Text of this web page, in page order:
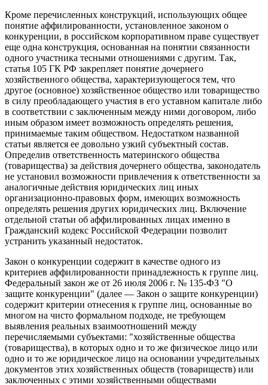
Кроме перечисленных конструкций, использующих общее
понятие аффилированности, установленное законом о
конкуренции, в российском корпоративном праве существует
еще одна конструкция, основанная на понятии связанности
одного участника тесными отношениями с другим. Так,
статья 105 ГК РФ закрепляет понятие дочернего
хозяйственного общества, характеризующегося тем, что
другое (основное) хозяйственное общество или товарищество
в силу преобладающего участия в его уставном капитале либо
в соответствии с заключенным между ними договором, либо
иным образом имеет возможность определять решения,
принимаемые таким обществом. Недостатком названной
статьи является ее довольно узкий субъектный состав.
Определив ответственность материнского общества
(товарищества) за действия дочернего общества, законодатель
не установил возможности привлечения к ответственности за
аналогичные действия юридических лиц иных
организационно-правовых форм, имеющих возможность
определять решения других юридических лиц. Включение
отдельной статьи об аффилированных лицах именно в
Гражданский кодекс Российской Федерации позволит
устранить указанный недостаток.
Закон о конкуренции содержит в качестве одного из
критериев аффилированности принадлежность к группе лиц.
Федеральный закон же от 26 июля 2006 г. № 135-ФЗ "О
защите конкуренции" (далее — Закон о защите конкуренции)
содержит критерии отнесения к группе лиц, основанные во
многом на чисто формальном подходе, не требующем
выявления реальных взаимоотношений между
перечисляемыми субъектами: "хозяйственные общества
(товарищества), в которых одно и то же физическое лицо или
одно и то же юридическое лицо на основании учредительных
документов этих хозяйственных обществ (товариществ) или
заключенных с этими хозяйственными обществами